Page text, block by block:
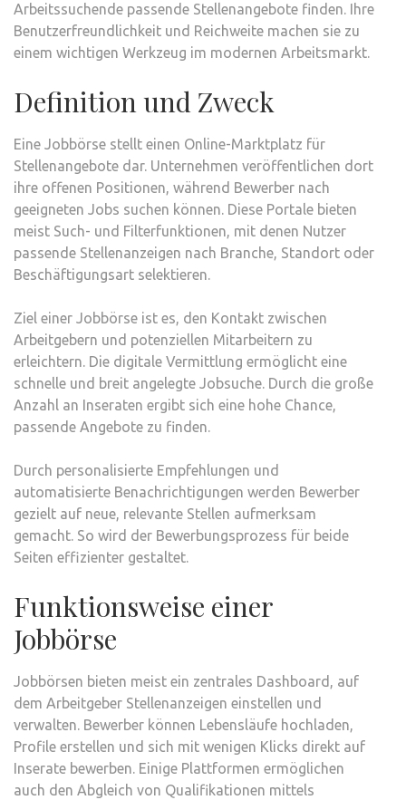
Arbeitssuchende passende Stellenangebote finden. Ihre
Benutzerfreundlichkeit und Reichweite machen sie zu
einem wichtigen Werkzeug im modernen Arbeitsmarkt.
Definition und Zweck
Eine Jobbörse stellt einen Online-Marktplatz für
Stellenangebote dar. Unternehmen veröffentlichen dort
ihre offenen Positionen, während Bewerber nach
geeigneten Jobs suchen können. Diese Portale bieten
meist Such- und Filterfunktionen, mit denen Nutzer
passende Stellenanzeigen nach Branche, Standort oder
Beschäftigungsart selektieren.
Ziel einer Jobbörse ist es, den Kontakt zwischen
Arbeitgebern und potenziellen Mitarbeitern zu
erleichtern. Die digitale Vermittlung ermöglicht eine
schnelle und breit angelegte Jobsuche. Durch die große
Anzahl an Inseraten ergibt sich eine hohe Chance,
passende Angebote zu finden.
Durch personalisierte Empfehlungen und
automatisierte Benachrichtigungen werden Bewerber
gezielt auf neue, relevante Stellen aufmerksam
gemacht. So wird der Bewerbungsprozess für beide
Seiten effizienter gestaltet.
Funktionsweise einer
Jobbörse
Jobbörsen bieten meist ein zentrales Dashboard, auf
dem Arbeitgeber Stellenanzeigen einstellen und
verwalten. Bewerber können Lebensläufe hochladen,
Profile erstellen und sich mit wenigen Klicks direkt auf
Inserate bewerben. Einige Plattformen ermöglichen
auch den Abgleich von Qualifikationen mittels